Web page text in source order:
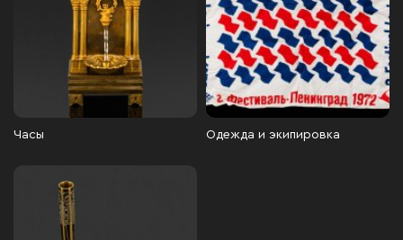
Часы Одежда и экипировка